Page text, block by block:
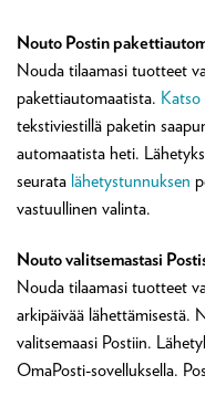
Nouto Postin
Nouda tilaamasi tuotteet
pakettiautomaatista.
tekstiviestillä paketin
automaatista heti.
seurata lähetystunnuksen
vastuullinen valinta.
Nouto valitsemastasi
Nouda tilaamasi tuotteet
arkipäivää lähettämisestä.
valitsemaasi Postiin.
OmaPosti-sovelluksella.